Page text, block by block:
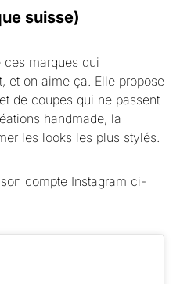
suisse)
ces marques qui
et on aime ça. Elle propose
de coupes qui ne passent
handmade, la
les looks les plus stylés.
compte Instagram ci-